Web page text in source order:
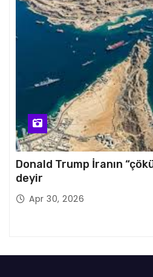
Donald Trump İranın
deyir
Apr 30, 2026